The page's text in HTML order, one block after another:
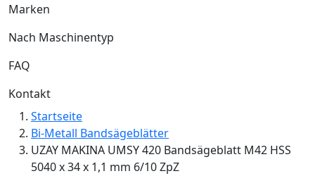
Marken
Nach Maschinentyp
FAQ
Kontakt
Startseite
Bi-Metall Bandsägeblätter
UZAY MAKINA UMSY 420 Bandsägeblatt M42 HSS
5040 x 34 x 1,1 mm 6/10 ZpZ